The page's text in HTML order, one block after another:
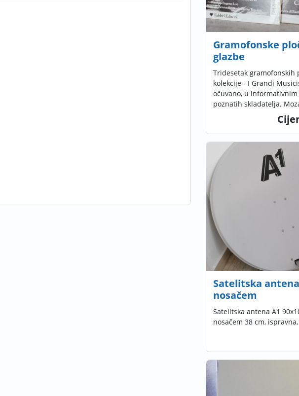
Gramofonske
glazbe
Tridesetak gramofonskih
kolekcije - I Grandi
očuvano, u
poznatih skladatelja.
Satelitska
nosačem
Satelitska antena A1
nosačem 38 cm,